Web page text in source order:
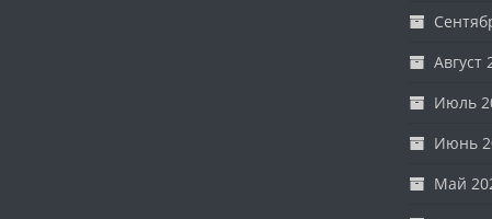
Август
Июль
Июнь
Май